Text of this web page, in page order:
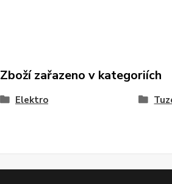
Zboží zařazeno v kategoriích
Elektro